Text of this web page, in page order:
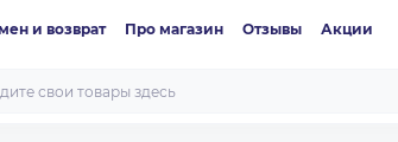
и возврат Про магазин Отзывы Акции